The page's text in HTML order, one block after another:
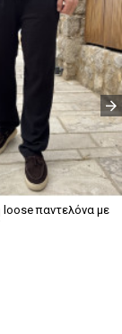
loose παντελόνα με